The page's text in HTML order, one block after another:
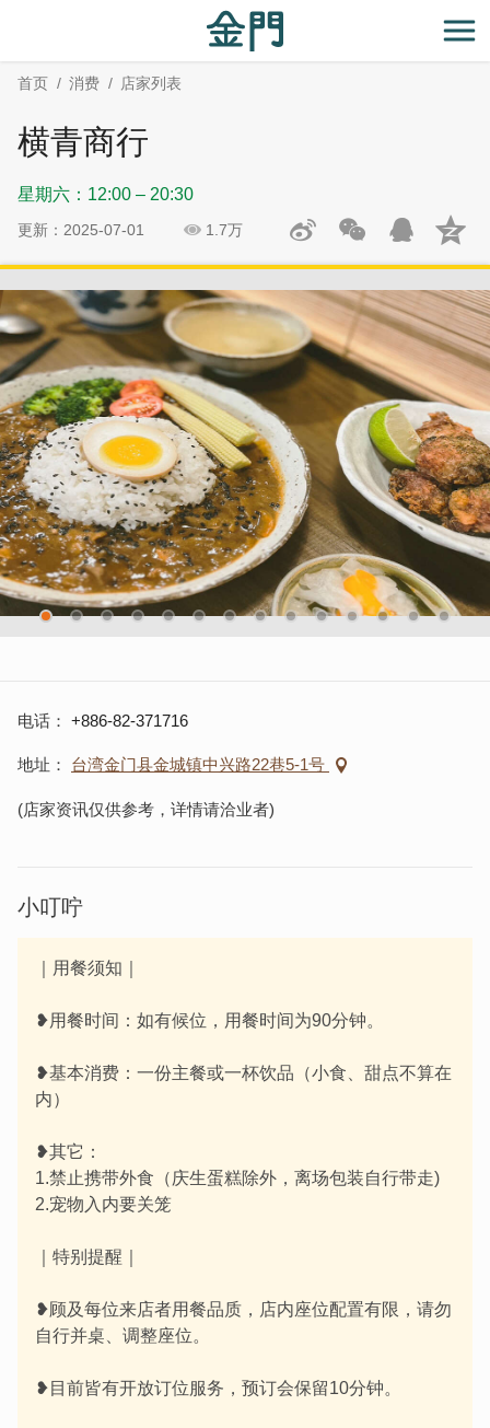
主
开
首页 消费 店家列表
横青商行
星期六：12:00 – 20:30
更新：2025-07-01 1.7万
社
电话 +886-82-371716
地址 台湾金门县金城镇中兴路22巷5-1号
(店家资讯仅供参考，详情请洽业者)
小叮咛
｜用餐须知｜
❥用餐时间：如有候位，用餐时间为90分钟。
❥基本消费：一份主餐或一杯饮品（小食、甜点不算在
内）
❥其它：
1.禁止携带外食（庆生蛋糕除外，离场包装自行带走)
2.宠物入内要关笼
｜特别提醒｜
❥顾及每位来店者用餐品质，店内座位配置有限，请勿
自行并桌、调整座位。
❥目前皆有开放订位服务，预订会保留10分钟。